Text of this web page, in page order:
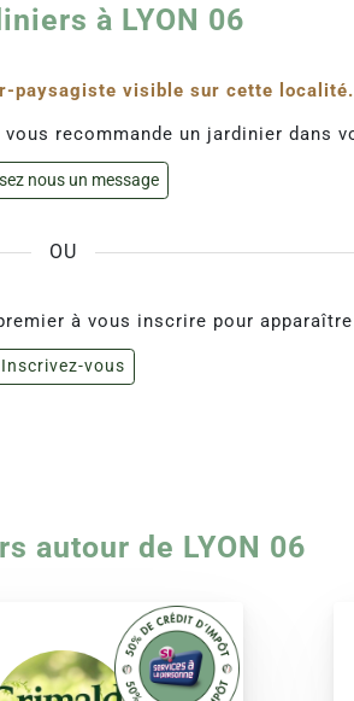
à LYON 06
paysagiste visible sur cette localité.
recommande un jardinier dans
nous un message
OU
à vous inscrire pour
Inscrivez-vous
autour de LYON 06